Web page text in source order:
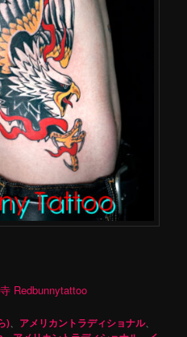
Redbunnytattoo
) アメリカントラディショナル、